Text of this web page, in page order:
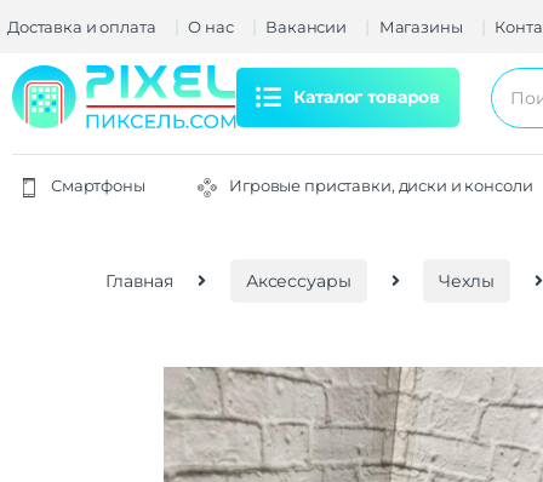
Доставка и оплата О нас Вакансии Магазины
Каталог товаров
Смартфоны Игровые приставки, диски и консоли
Главная Аксессуары Чехлы